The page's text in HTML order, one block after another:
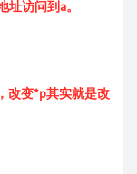
访问到a。
改变*p其实就是改